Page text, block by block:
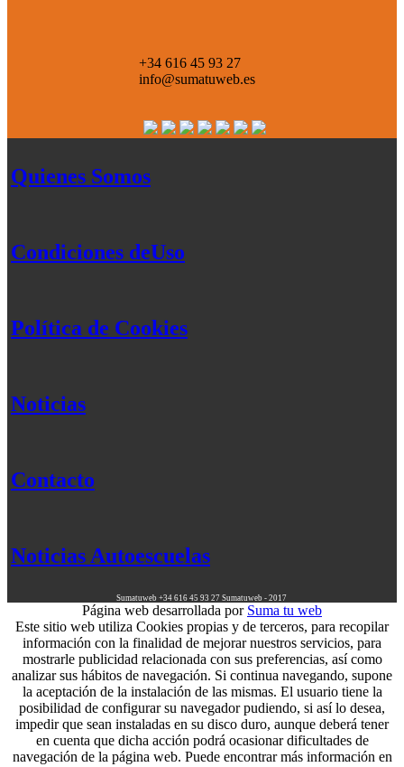
+34 616 45 93 27
info@sumatuweb.es
Quienes Somos
Condiciones deUso
Política de Cookies
Noticias
Contacto
Noticias Autoescuelas
Sumatuweb +34 616 45 93 27 Sumatuweb - 2017
Página web desarrollada por Suma tu web
Este sitio web utiliza Cookies propias y de terceros, para recopilar
información con la finalidad de mejorar nuestros servicios, para
mostrarle publicidad relacionada con sus preferencias, así como
analizar sus hábitos de navegación. Si continua navegando, supone
la aceptación de la instalación de las mismas. El usuario tiene la
posibilidad de configurar su navegador pudiendo, si así lo desea,
impedir que sean instaladas en su disco duro, aunque deberá tener
en cuenta que dicha acción podrá ocasionar dificultades de
navegación de la página web. Puede encontrar más información en